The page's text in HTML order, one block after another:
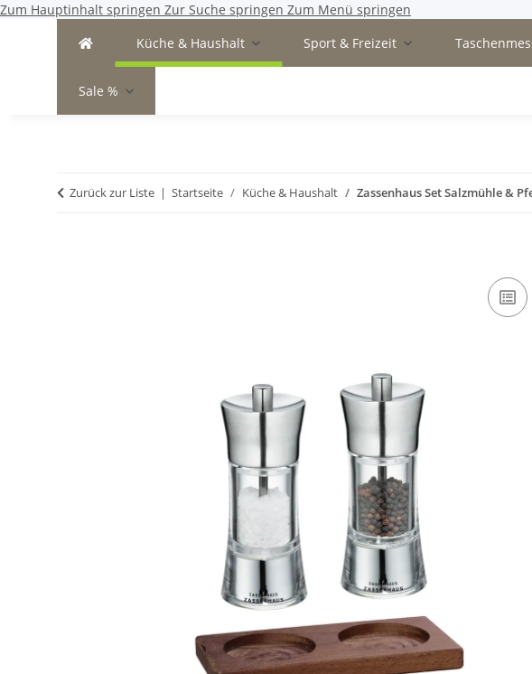
Zum Hauptinhalt springen Zur Suche springen Zum Menü springen
Küche & Haushalt
Sport & Freizeit
Sale %
Zurück zur Liste Startseite Küche & Haushalt Zassenhaus Set Salzmühle &